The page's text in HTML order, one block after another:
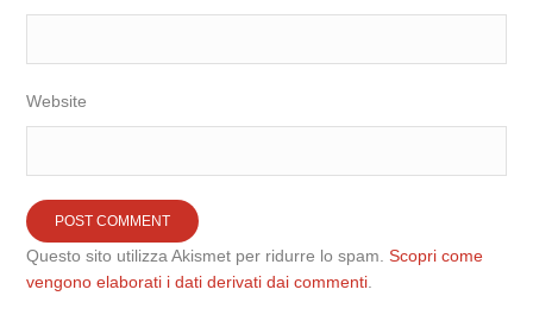
Website
Questo sito utilizza Akismet per ridurre lo spam.Scopri come
vengono elaborati i dati derivati dai commenti